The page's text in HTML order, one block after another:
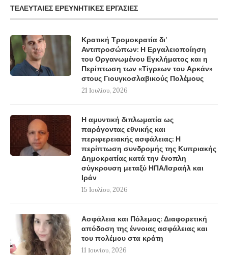
ΤΕΛΕΥΤΑΊΕΣ ΕΡΕΥΝΗΤΙΚΈΣ ΕΡΓΑΣΊΕΣ
Κρατική Τρομοκρατία δι’
Αντιπροσώπων: Η Εργαλειοποίηση
του Οργανωμένου Εγκλήματος και η
Περίπτωση των «Τίγρεων του Αρκάν»
στους Γιουγκοσλαβικούς Πολέμους
21 Ιουλίου, 2026
Η αμυντική διπλωματία ως
παράγοντας εθνικής και
περιφερειακής ασφάλειας: Η
περίπτωση συνδρομής της Κυπριακής
Δημοκρατίας κατά την ένοπλη
σύγκρουση μεταξύ ΗΠΑ/Ισραήλ και
Ιράν
15 Ιουλίου, 2026
Ασφάλεια και Πόλεμος: Διαφορετική
απόδοση της έννοιας ασφάλειας και
του πολέμου στα κράτη
11 Ιουνίου, 2026